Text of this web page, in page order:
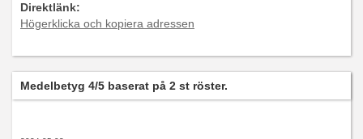
Direktlänk:
Högerklicka och kopiera adressen
Medelbetyg 4/5 baserat på 2 st röster.